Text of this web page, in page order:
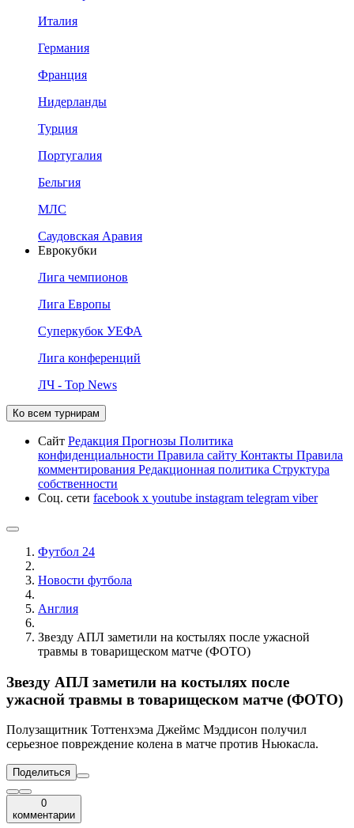
Италия
Германия
Франция
Нидерланды
Турция
Португалия
Бельгия
МЛС
Саудовская Аравия
Еврокубки
Лига чемпионов
Лига Европы
Суперкубок УЕФА
Лига конференций
ЛЧ - Top News
Ко всем турнирам
Сайт Редакция Прогнозы Политика
конфиденциальности Правила сайту Контакты Правила
комментирования Редакционная политика Структура
собственности
Соц. сети facebook x youtube instagram telegram viber
Футбол 24
Новости футбола
Англия
Звезду АПЛ заметили на костылях после ужасной
травмы в товарищеском матче (ФОТО)
Звезду АПЛ заметили на костылях после
ужасной травмы в товарищеском матче (ФОТО)
Полузащитник Тоттенхэма Джеймс Мэддисон получил
серьезное повреждение колена в матче против Ньюкасла.
Поделиться
0
комментарии